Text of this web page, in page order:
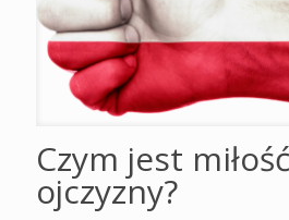
Czym jest
ojczyzny?